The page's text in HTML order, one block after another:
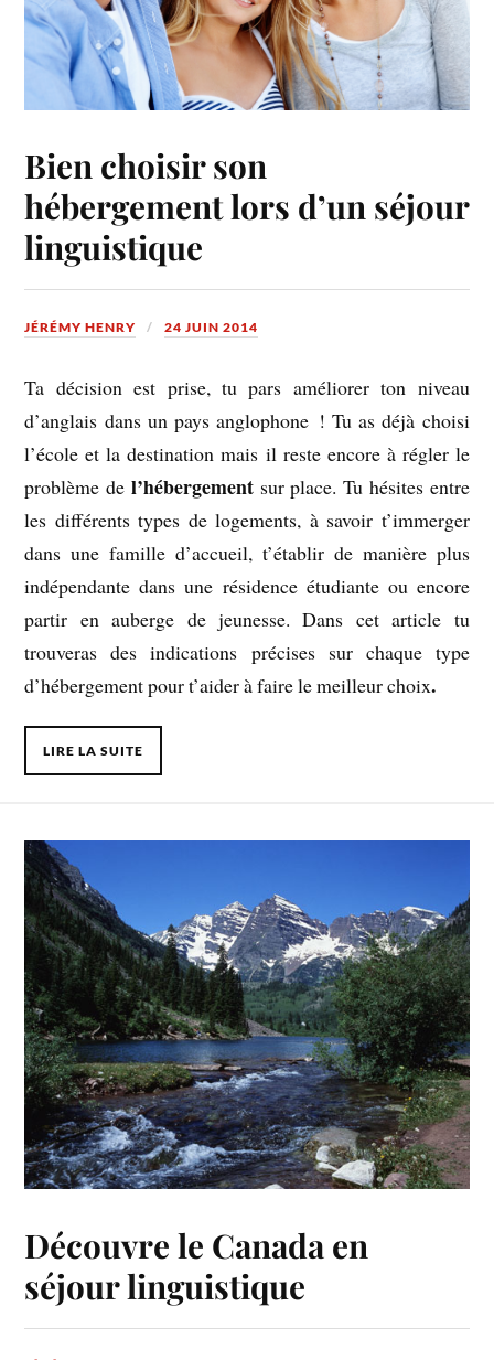
Bien choisir son
hébergement lors d’un séjour
linguistique
JÉRÉMY HENRY 24 JUIN 2014
Ta décision est prise, tu pars améliorer ton niveau
d’anglais dans un pays anglophone ! Tu as déjà choisi
l’école et la destination mais il reste encore à régler le
problème de l’hébergementsur place. Tu hésites entre
les différents types de logements, à savoir t’immerger
dans une famille d’accueil, t’établir de manière plus
indépendante dans une résidence étudiante ou encore
partir en auberge de jeunesse. Dans cet article tu
trouveras des indications précises sur chaque type
d’hébergement pour t’aider à faire le meilleur choix.
LIRE LA SUITE
Découvre le Canada en
séjour linguistique